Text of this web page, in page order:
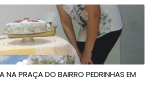
NA PRAÇA DO BAIRRO PEDRINHAS EM